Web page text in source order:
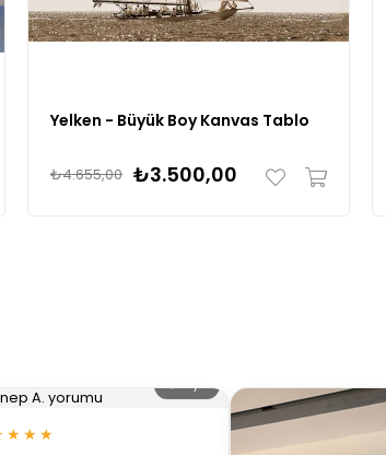
Yelken - Büyük Boy Kanvas Tablo
₺3.500,00
₺4.655,00